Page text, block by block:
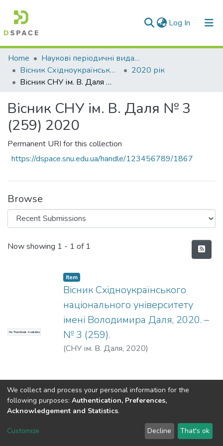
Log In (current)
Communities & Collections
All of DSpace
Home
Наукові періодичні видання СНУ ім. В. Даля
Вісник Східноукраїнського національного університету імені В. Даля
2020 рік
Вісник СНУ ім. В. Даля № 3 (259) 2020
Вісник СНУ ім. В. Даля № 3
(259) 2020
Permanent URI for this collection
https://dspace.snu.edu.ua/handle/123456789/1867
Browse
Recent Submissions
Now showing 1 - 1 of 1
No Thumbnail Available
Item
Вісник Східноукраїнського
національного університету
імені Володимира Даля, 2020. –
№ 3 (259).
(СНУ ім. В. Даля, 2020)
Dspace & Volodymyr Dahl East Ukrainian National University
LYRASIS
Send Feedback
We collect and process your personal information for the
following purposes: Authentication, Preferences,
Acknowledgement and Statistics.
Customize Decline That's ok